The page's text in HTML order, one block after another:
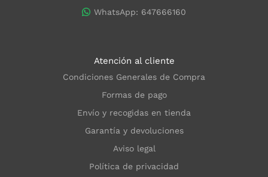
WhatsApp: 647666160
Atención al cliente
Condiciones Generales de Compra
Formas de pago
Envío y recogidas en tienda
Garantía y devoluciones
Aviso legal
Política de privacidad